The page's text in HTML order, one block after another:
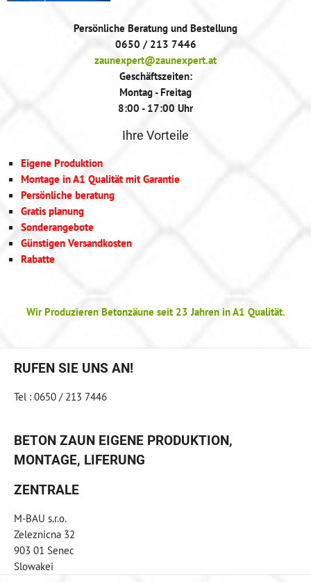
Persönliche Beratung und Bestellung
0650 / 213 7446
zaunexpert@zaunexpert.at
Geschäftszeiten:
Montag - Freitag
8:00 - 17:00 Uhr
Ihre Vorteile
Eigene Produktion
Montage in A1 Qualität mit Garantie
Persönliche beratung
Gratis planung
Sonderangebote
Günstigen Versandkosten
Rabatte
Wir Produzieren Betonzäune seit 23 Jahren in A1 Qualität.
RUFEN SIE UNS AN!
Tel : 0650 / 213 7446
BETON ZAUN EIGENE PRODUKTION,
MONTAGE, LIFERUNG
ZENTRALE
M-BAU s.r.o.
Zeleznicna 32
903 01 Senec
Slowakei